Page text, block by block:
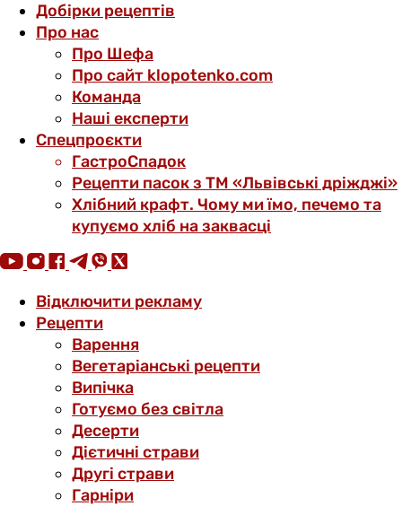
Добірки рецептів
Про нас
Про Шефа
Про сайт klopotenko.com
Команда
Наші експерти
Спецпроєкти
ГастроСпадок
Рецепти пасок з ТМ «Львівські дріжджі»
Хлібний крафт. Чому ми їмо, печемо та
купуємо хліб на заквасці
Відключити рекламу
Рецепти
Варення
Вегетаріанські рецепти
Випічка
Готуємо без світла
Десерти
Дієтичні страви
Другі страви
Гарніри